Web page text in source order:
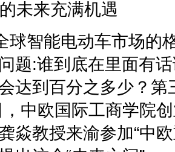
未来充满机遇
球智能电动车市场的
题:谁到底在里面有
达到百分之多少？第
，中欧国际工商学院
焱教授来渝参加“中